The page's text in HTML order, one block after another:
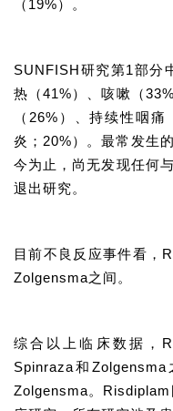
（19%）。
SUNFISH研究第1部分
热（41%）、咳嗽（
（26%）、持续性咽痛
炎； 20%）。最常发生
今为止，尚无发现任何
退出研究。
目前不良反应事件看，
Zolgensma之间。
综合以上临床数据，
Spinraza和
Zolgensma。 Risdiplam